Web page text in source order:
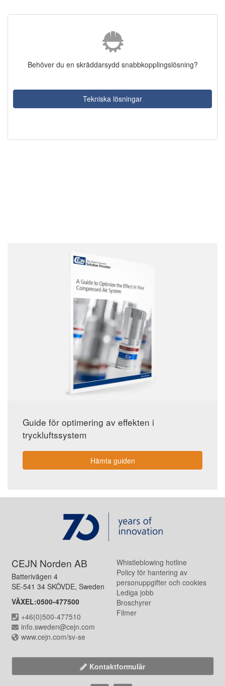
Behöver du en skräddarsydd snabbkopplingslösning?
Tekniska lösningar
Guide för optimering av effekten i
tryckluftssystem
Hämta guiden
CEJN Norden AB
Batterivägen 4
SE-541 34 SKÖVDE, Sweden
VÄXEL:0500-477500
+46(0)500-477510
info.sweden@cejn.com
www.cejn.com/sv-se
Whistleblowing hotline
Policy för hantering av
personuppgifter och cookies
Lediga jobb
Broschyrer
Filmer
Kontaktformulär